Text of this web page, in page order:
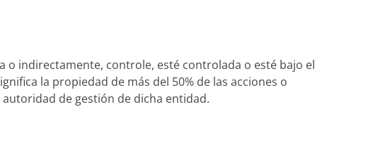
o indirectamente, controle, esté controlada o esté bajo el
la propiedad de más del 50% de las acciones o
de gestión de dicha entidad.